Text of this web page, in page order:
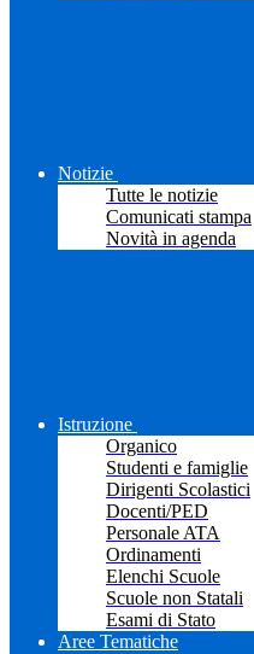
Notizie
Tutte le notizie
Comunicati stampa
Novità in agenda
Istruzione
Organico
Studenti e famiglie
Dirigenti Scolastici
Docenti/PED
Personale ATA
Ordinamenti
Elenchi Scuole
Scuole non Statali
Esami di Stato
Aree Tematiche